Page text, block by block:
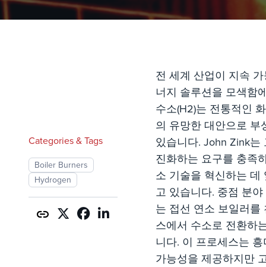
Categories & Tags
Boiler Burners
Hydrogen
전 세계 산업이 지속
너지 솔루션을 모색함
수소(H2)는 전통적인
의 유망한 대안으로 부
있습니다. John Zink는
진화하는 요구를 충족
소 기술을 혁신하는 데
고 있습니다. 중점 분
는 접선 연소 보일러를
스에서 수소로 전환하
니다. 이 프로세스는
가능성을 제공하지만